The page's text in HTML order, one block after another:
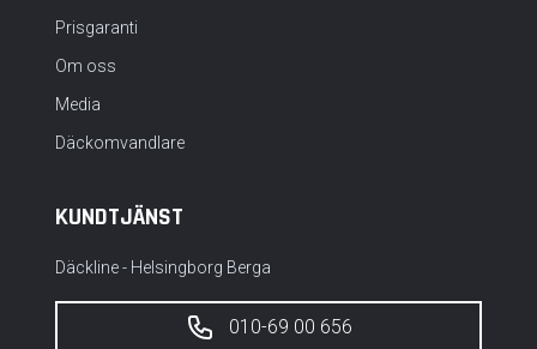
Prisgaranti
Om oss
Media
Däckomvandlare
KUNDTJÄNST
Däckline - Helsingborg Berga
010-69 00 656